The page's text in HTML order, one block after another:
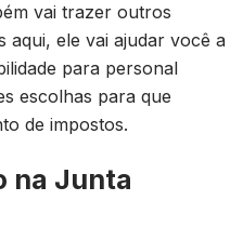
vai trazer outros
aqui, ele vai ajudar você a
para personal
escolhas para que
de impostos.
na Junta